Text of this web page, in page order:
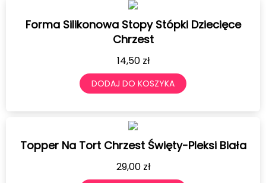
Forma Silikonowa Stopy Stópki Dziecięce
Chrzest
14,50 zł
DODAJ DO KOSZYKA
Topper Na Tort Chrzest Święty-Pleksi Biała
29,00 zł